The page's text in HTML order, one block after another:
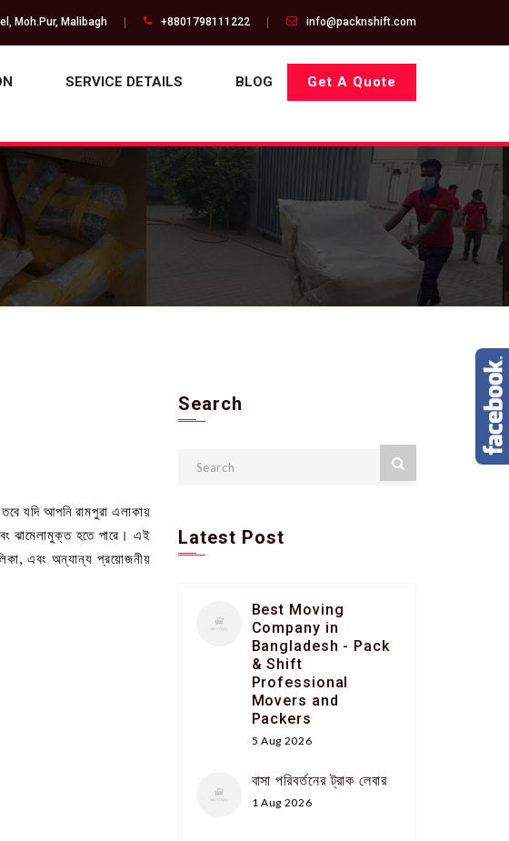
Moh.Pur, Malibagh +8801798111222 info@packnshift.com
SERVICE DETAILS BLOG Get A Quote
যদি আপনি রামপুরা এলাকায়
ঝামেলামুক্ত হতে পারে। এই
এবং অন্যান্য প্রয়োজনীয়
Search
Latest Post
Best Moving
Company in
Bangladesh - Pack
& Shift
Professional
Movers and
Packers
5 Aug 2026
বাসা পরিবর্তনের ট্রাক লেবার
1 Aug 2026